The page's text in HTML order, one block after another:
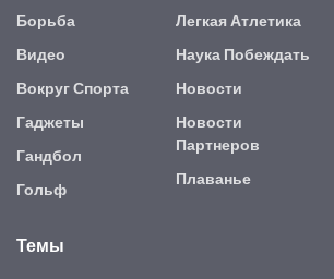
Борьба
Видео
Вокруг Спорта
Гаджеты
Гандбол
Гольф
Легкая Атлетика
Наука Побеждать
Новости
Новости
Партнеров
Плаванье
Темы